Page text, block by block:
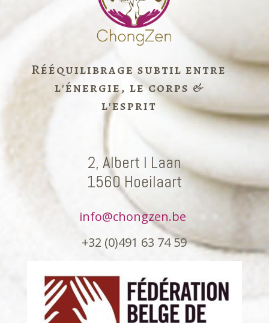
Rééquilibrage subtil entre
l'énergie, le corps &
l'esprit
2, Albert I Laan
1560 Hoeilaart
info@chongzen.be
+32 (0)491 63 74 59